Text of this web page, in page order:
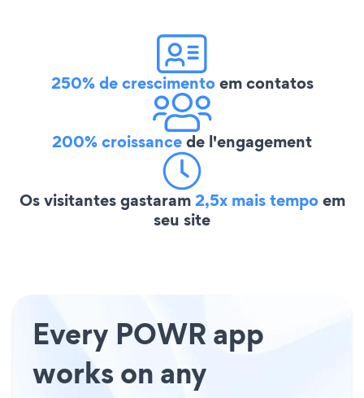
250% de crescimentoem contatos
200% croissancede l'engagement
Os visitantes gastaram2,5x mais tempoem
seu site
Every POWR app
works on any